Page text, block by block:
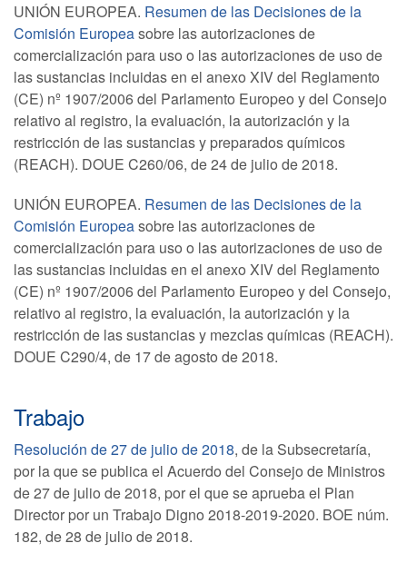
UNIÓN EUROPEA. Resumen de las Decisiones de la
Comisión Europeasobre las autorizaciones de
comercialización para uso o las autorizaciones de uso de
las sustancias incluidas en el anexo XIV del Reglamento
(CE) nº 1907/2006 del Parlamento Europeo y del Consejo
relativo al registro, la evaluación, la autorización y la
restricción de las sustancias y preparados químicos
(REACH). DOUE C260/06, de 24 de julio de 2018.
UNIÓN EUROPEA. Resumen de las Decisiones de la
Comisión Europeasobre las autorizaciones de
comercialización para uso o las autorizaciones de uso de
las sustancias incluidas en el anexo XIV del Reglamento
(CE) nº 1907/2006 del Parlamento Europeo y del Consejo,
relativo al registro, la evaluación, la autorización y la
restricción de las sustancias y mezclas químicas (REACH).
DOUE C290/4, de 17 de agosto de 2018.
Trabajo
Resolución de 27 de julio de 2018, de la Subsecretaría,
por la que se publica el Acuerdo del Consejo de Ministros
de 27 de julio de 2018, por el que se aprueba el Plan
Director por un Trabajo Digno 2018-2019-2020. BOE núm.
182, de 28 de julio de 2018.